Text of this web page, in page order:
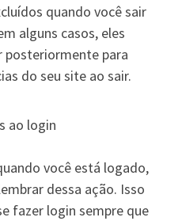
quando você sair
alguns casos, eles
posteriormente para
do seu site ao sair.
ao login
você está logado,
dessa ação. Isso
fazer login sempre que